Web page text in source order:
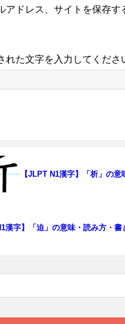
アドレス、サイトを保存す
れた文字を入力してくださ
【JLPT N1漢字】「析」の
漢字】「迫」の意味・読み方・書